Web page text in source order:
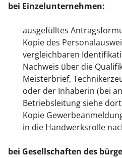
bei Einzelunternehmen:
ausgefülltes
Kopie des
vergleichbaren
Nachweis über die
Meisterbrief,
oder der Inhaberin (bei
Betriebsleitung siehe
Kopie
in die Handwerksrolle
bei Gesellschaften des